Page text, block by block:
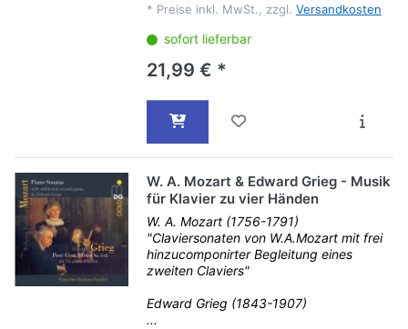
* Preise inkl. MwSt., zzgl. Versandkosten
sofort lieferbar
21,99 € *
W. A. Mozart & Edward Grieg - Musik
für Klavier zu vier Händen
W. A. Mozart (1756-1791)
"Claviersonaten von W.A.Mozart mit frei
hinzucomponirter Begleitung eines
zweiten Claviers"
Edward Grieg (1843-1907)
...